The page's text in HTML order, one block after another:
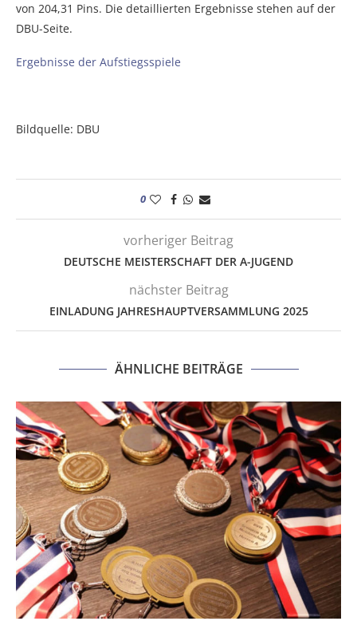
von 204,31 Pins. Die detaillierten Ergebnisse stehen auf der
DBU-Seite.
Ergebnisse der Aufstiegsspiele
Bildquelle: DBU
0
vorheriger Beitrag
DEUTSCHE MEISTERSCHAFT DER A-JUGEND
nächster Beitrag
EINLADUNG JAHRESHAUPTVERSAMMLUNG 2025
ÄHNLICHE BEITRÄGE